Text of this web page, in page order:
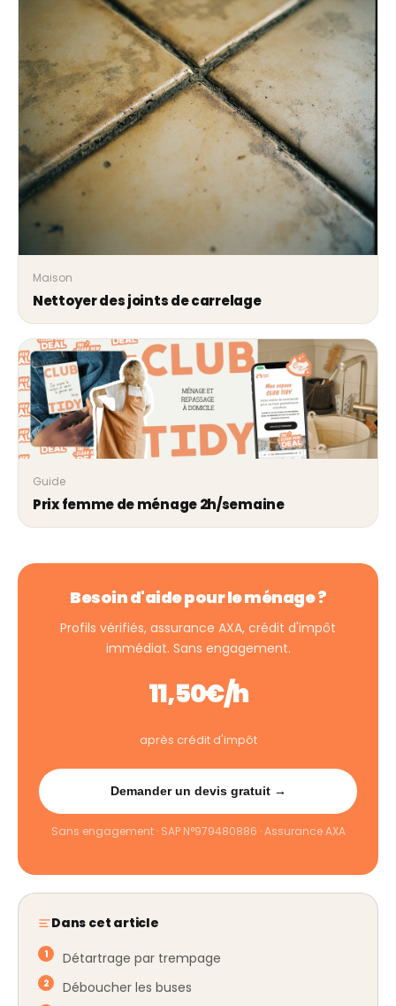
Maison
Nettoyer des joints de carrelage
Guide
Prix femme de ménage 2h/semaine
Besoin d'aide pour le ménage ?
Profils vérifiés, assurance AXA, crédit d'impôt
immédiat. Sans engagement.
11,50€/h
après crédit d'impôt
Demander un devis gratuit →
Sans engagement · SAP N°979480886 · Assurance AXA
Dans cet article
Détartrage par trempage
Déboucher les buses